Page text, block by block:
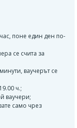
поне един ден по-
се счита за
ваучерът се
ч.;
ваучери;
само чрез